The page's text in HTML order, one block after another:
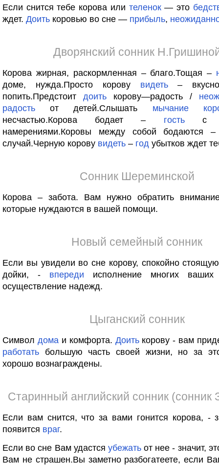
Если снится тебе корова или теленок— это
ждет. Доить коровью во сне — прибыль,
Дворянский сонник
Корова жирная, раскормленная – благо.Тощая –
доме, нужда.Просто корову видеть–
попить.Предстоит доить корову—радость /
радость от детей.Слышать мычание
несчастью.Корова бодает – гостьс
намерениями.Коровы между собой бодаются
случай.Черную корову видеть – год убытков ждет
Сонник Шереминской
Корова – забота. Вам нужно обратить
которые нуждаются в вашей помощи.
Новый семейный сонник
Если вы увидели во сне корову, спокойно
дойки, - впереди исполнение многих
осуществление надежд.
Цыганский сонник
Символ домаи комфорта. Доитькорову - вам
работать большую часть своей жизни, но за
хорошо вознаграждены.
Старинный английский сонник (сонник
Если вам снится, что за вами гонится корова, -
появится враг.
Если во сне Вам удастся убежатьот нее - значит,
Вам не страшен.Вы заметно разбогатеете, если